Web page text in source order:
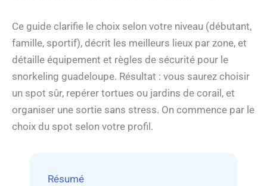
Ce guide clarifie le choix selon votre niveau (débutant,
famille, sportif), décrit les meilleurs lieux par zone, et
détaille équipement et règles de sécurité pour le
snorkeling guadeloupe. Résultat : vous saurez choisir
un spot sûr, repérer tortues ou jardins de corail, et
organiser une sortie sans stress. On commence par le
choix du spot selon votre profil.
Résumé